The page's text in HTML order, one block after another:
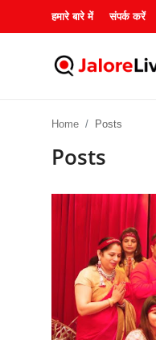
हमारे बारे में संपर्क करें
Home Posts
Posts